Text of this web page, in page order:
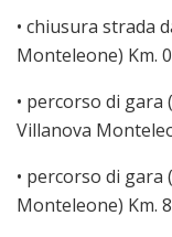
• chiusura strada
Monteleone) Km.
• percorso di gara
Villanova
• percorso di gara
Monteleone) Km.